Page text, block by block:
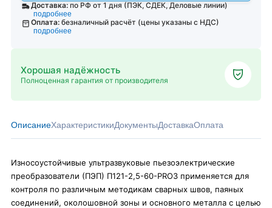
Доставка: по РФ от 1 дня (ПЭК, СДЕК, Деловые линии)
подробнее
Оплата: безналичный расчёт (цены указаны с НДС)
подробнее
Хорошая надёжность
Полноценная гарантия от производителя
ОписаниеХарактеристикиДокументыДоставкаОплата
Износоустойчивые ультразвуковые пьезоэлектрические
преобразователи (ПЭП) П121-2,5-60-PRO3 применяется для
контроля по различным методикам сварных швов, паяных
соединений, околошовной зоны и основного металла с целью